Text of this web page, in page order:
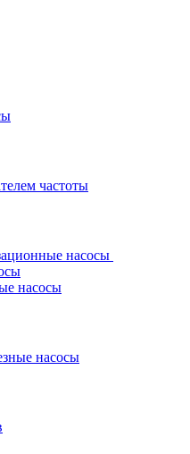
частоты
насосы
насосы
насосы